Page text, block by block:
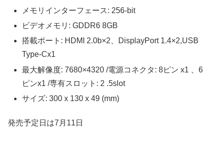
メモリインターフェース: 256-bit
ビデオメモリ: GDDR6 8GB
搭載ポート: HDMI 2.0b×2、DisplayPort 1.4×2,USB
Type-Cx1
最大解像度: 7680×4320 /電源コネクタ: 8ピン x1 、6
ピンx1 /専有スロット: 2 .5slot
サイズ: 300 x 130 x 49 (mm)
発売予定日は7月11日